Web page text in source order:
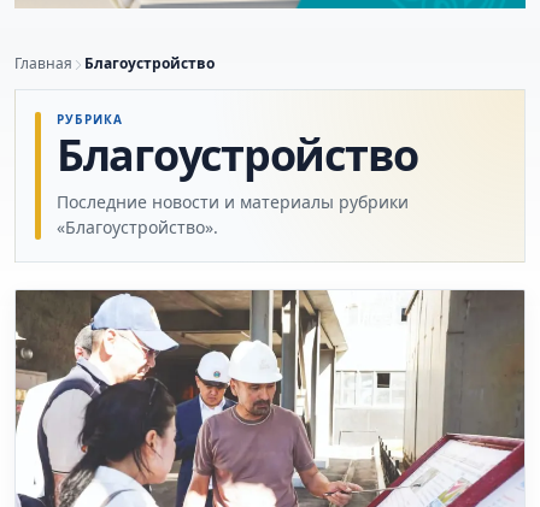
Главная Благоустройство
РУБРИКА
Благоустройство
Последние новости и материалы рубрики
«Благоустройство».